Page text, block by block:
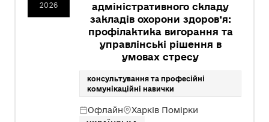
2026
адміністративного складу
закладів охорони здоров’я:
профілактика вигорання та
управлінські рішення в
умовах стресу
консультування та професійні
комунікаційні навички
Офлайн Харків Помірки